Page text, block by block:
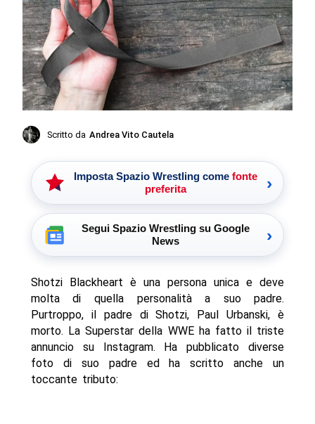
Scritto da Andrea Vito Cautela
Imposta Spazio Wrestling come fonte
preferita
›
Segui Spazio Wrestling su Google
News
›
Shotzi Blackheart è una persona unica e deve
molta di quella personalità a suo padre.
Purtroppo, il padre di Shotzi, Paul Urbanski, è
morto. La Superstar della WWE ha fatto il triste
annuncio su Instagram. Ha pubblicato diverse
foto di suo padre ed ha scritto anche un
toccante tributo: